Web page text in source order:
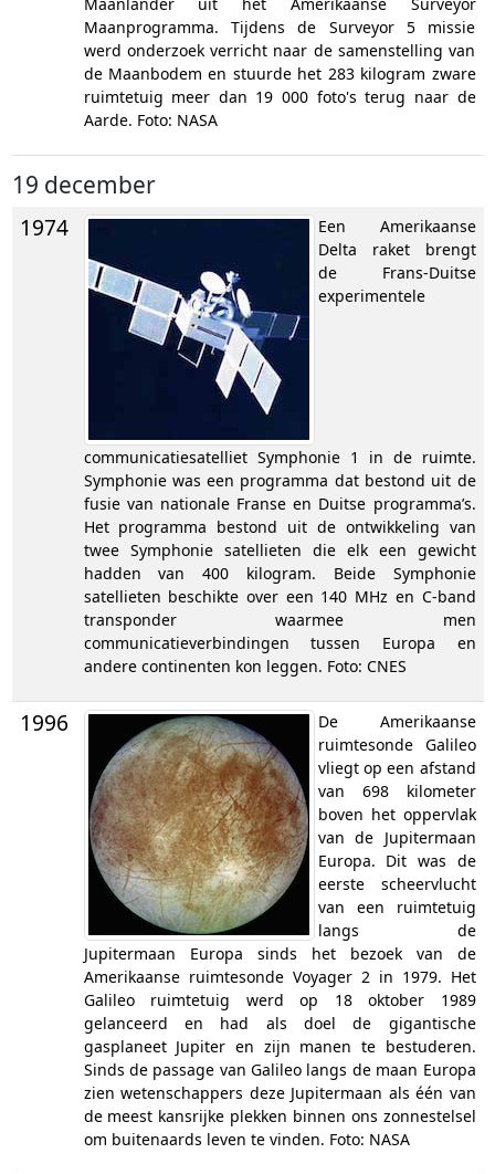
Maanprogramma. Tijdens de Surveyor 5 missie
werd onderzoek verricht naar de samenstelling van
de Maanbodem en stuurde het 283 kilogram zware
ruimtetuig meer dan 19 000 foto's terug naar de
Aarde. Foto: NASA
19 december
1974
Een Amerikaanse
Delta raket brengt
de Frans-Duitse
experimentele
communicatiesatelliet Symphonie 1 in de ruimte.
Symphonie was een programma dat bestond uit de
fusie van nationale Franse en Duitse programma’s.
Het programma bestond uit de ontwikkeling van
twee Symphonie satellieten die elk een gewicht
hadden van 400 kilogram. Beide Symphonie
satellieten beschikte over een 140 MHz en C-band
transponder waarmee men
communicatieverbindingen tussen Europa en
andere continenten kon leggen. Foto: CNES
1996
De Amerikaanse
ruimtesonde Galileo
vliegt op een afstand
van 698 kilometer
boven het oppervlak
van de Jupitermaan
Europa. Dit was de
eerste scheervlucht
van een ruimtetuig
langs de
Jupitermaan Europa sinds het bezoek van de
Amerikaanse ruimtesonde Voyager 2 in 1979. Het
Galileo ruimtetuig werd op 18 oktober 1989
gelanceerd en had als doel de gigantische
gasplaneet Jupiter en zijn manen te bestuderen.
Sinds de passage van Galileo langs de maan Europa
zien wetenschappers deze Jupitermaan als één van
de meest kansrijke plekken binnen ons zonnestelsel
om buitenaards leven te vinden. Foto: NASA